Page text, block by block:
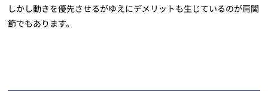
しかし動きを優先させるがゆえにデメリットも生じているのが肩関
節でもあります。